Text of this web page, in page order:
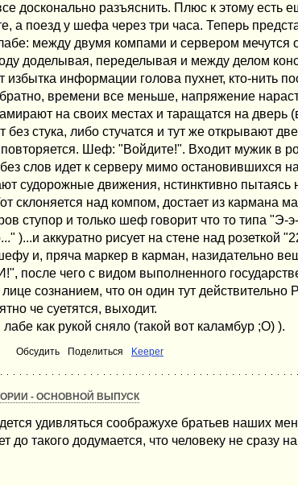
досконально разъяснить. Плюс к этому есть
а поезд у шефа через три часа. Теперь
между двумя компами и сервером мечутся
доделывая, переделывая и между делом
избытка информации голова пухнет, кто-нить
времени все меньше, напряжение
на своих местах и таращатся на дверь
без стука, либо стучатся и тут же открывают
Шеф: "Войдите!". Входит мужик в
слов идет к серверу мимо остановившихся
судорожные движения, нстинктивно пытаясь
склоняется над компом, достает из кармана
ступор и только шеф говорит что то типа "Э-
)...и аккуратно рисует на стене над розеткой
и, пряча маркер в карман, назидательно
чего с видом выполненного
сознанием, что он один тут
че суетятся, выходит.
как рукой сняло (такой вот каламбур ;О) ).
Обсудить Поделиться Keeper
- ОСНОВНОЙ ВЫПУСК
удивляться соображухе братьев наших
до такого додумается, что человеку не сразу